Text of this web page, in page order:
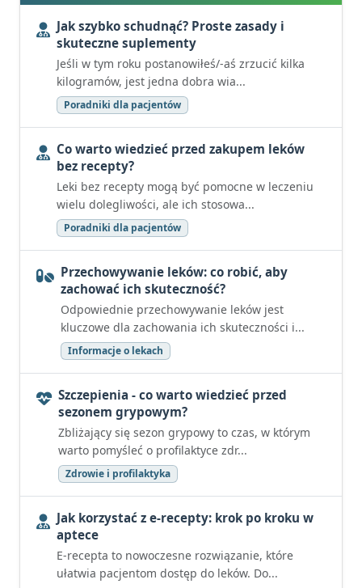
Jak szybko schudnąć? Proste zasady i
skuteczne suplementy
Jeśli w tym roku postanowiłeś/-aś zrzucić kilka
kilogramów, jest jedna dobra wia...
Poradniki dla pacjentów
Co warto wiedzieć przed zakupem leków
bez recepty?
Leki bez recepty mogą być pomocne w leczeniu
wielu dolegliwości, ale ich stosowa...
Poradniki dla pacjentów
Przechowywanie leków: co robić, aby
zachować ich skuteczność?
Odpowiednie przechowywanie leków jest
kluczowe dla zachowania ich skuteczności i...
Informacje o lekach
Szczepienia - co warto wiedzieć przed
sezonem grypowym?
Zbliżający się sezon grypowy to czas, w którym
warto pomyśleć o profilaktyce zdr...
Zdrowie i profilaktyka
Jak korzystać z e-recepty: krok po kroku w
aptece
E-recepta to nowoczesne rozwiązanie, które
ułatwia pacjentom dostęp do leków. Do...